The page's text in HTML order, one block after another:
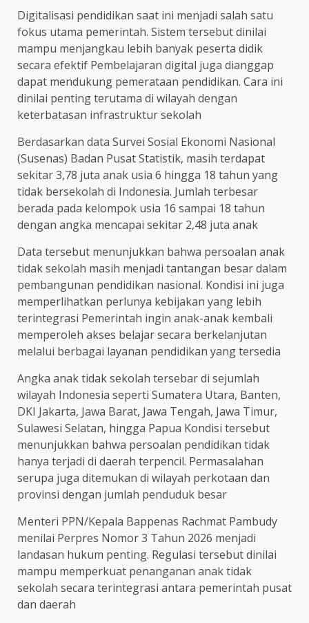
Digitalisasi pendidikan saat ini menjadi salah satu
fokus utama pemerintah. Sistem tersebut dinilai
mampu menjangkau lebih banyak peserta didik
secara efektif Pembelajaran digital juga dianggap
dapat mendukung pemerataan pendidikan. Cara ini
dinilai penting terutama di wilayah dengan
keterbatasan infrastruktur sekolah
Berdasarkan data Survei Sosial Ekonomi Nasional
(Susenas) Badan Pusat Statistik, masih terdapat
sekitar 3,78 juta anak usia 6 hingga 18 tahun yang
tidak bersekolah di Indonesia. Jumlah terbesar
berada pada kelompok usia 16 sampai 18 tahun
dengan angka mencapai sekitar 2,48 juta anak
Data tersebut menunjukkan bahwa persoalan anak
tidak sekolah masih menjadi tantangan besar dalam
pembangunan pendidikan nasional. Kondisi ini juga
memperlihatkan perlunya kebijakan yang lebih
terintegrasi Pemerintah ingin anak-anak kembali
memperoleh akses belajar secara berkelanjutan
melalui berbagai layanan pendidikan yang tersedia
Angka anak tidak sekolah tersebar di sejumlah
wilayah Indonesia seperti Sumatera Utara, Banten,
DKI Jakarta, Jawa Barat, Jawa Tengah, Jawa Timur,
Sulawesi Selatan, hingga Papua Kondisi tersebut
menunjukkan bahwa persoalan pendidikan tidak
hanya terjadi di daerah terpencil. Permasalahan
serupa juga ditemukan di wilayah perkotaan dan
provinsi dengan jumlah penduduk besar
Menteri PPN/Kepala Bappenas Rachmat Pambudy
menilai Perpres Nomor 3 Tahun 2026 menjadi
landasan hukum penting. Regulasi tersebut dinilai
mampu memperkuat penanganan anak tidak
sekolah secara terintegrasi antara pemerintah pusat
dan daerah